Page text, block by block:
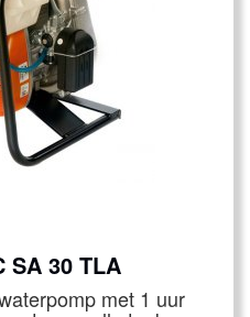
SA 30 TLA
met 1 uur